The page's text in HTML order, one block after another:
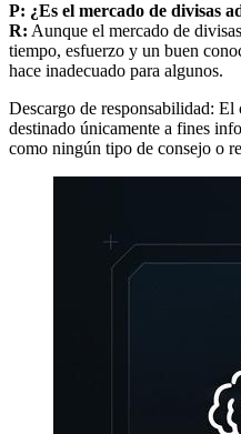
P: ¿Es el mercado de divisas
R: Aunque el mercado de
tiempo, esfuerzo y un buen
hace inadecuado para algunos.
Descargo de responsabilidad: El
destinado únicamente a fines
como ningún tipo de consejo o